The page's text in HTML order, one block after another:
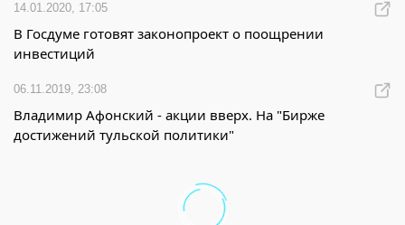
14.01.2020, 17:05
В Госдуме готовят законопроект о поощрении
инвестиций
06.11.2019, 23:08
Владимир Афонский - акции вверх. На "Бирже
достижений тульской политики"